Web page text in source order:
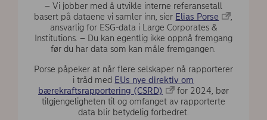
– Vi jobber med å utvikle interne referansetall
basert på dataene vi samler inn, sier Elias Porse
,
ansvarlig for ESG-data i Large Corporates &
Institutions. – Du kan egentlig ikke oppnå fremgang
før du har data som kan måle fremgangen.
Porse påpeker at når flere selskaper nå rapporterer
i tråd med EUs nye direktiv om
bærekraftsrapportering (CSRD)
for 2024, bør
tilgjengeligheten til og omfanget av rapporterte
data blir betydelig forbedret.